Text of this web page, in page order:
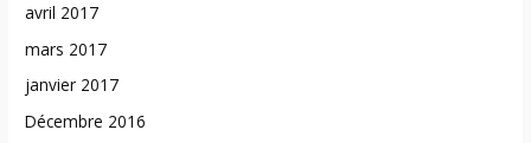
avril 2017
mars 2017
janvier 2017
Décembre 2016